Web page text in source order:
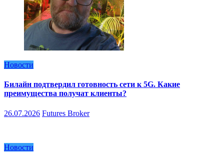
Новости
Билайн подтвердил готовность сети к 5G. Какие
преимущества получат клиенты?
26.07.2026 Futures Broker
Новости